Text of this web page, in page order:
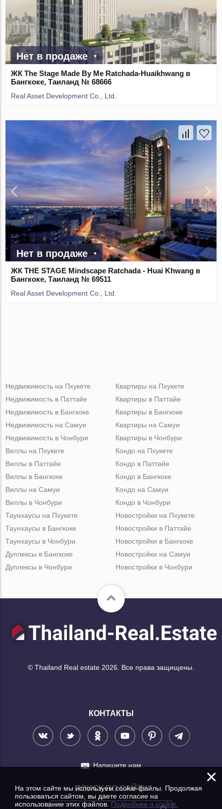
Нет в продаже
ЖК The Stage Made By Me Ratchada-Huaikhwang в
Бангкоке, Таиланд № 68666
Real Asset Development Co., Ltd.
Нет в продаже
ЖК THE STAGE Mindscape Ratchada - Huai Khwang в
Бангкоке, Таиланд № 69511
Real Asset Development Co., Ltd.
Недвижимость на Пхукете
Недвижимость в Паттайе
Недвижимость в Бангкоке
Недвижимость на Самуи
Недвижимость в Чонбури
Квартиры на Пхукете
Квартиры в Паттайе
Квартиры в Бангкоке
Квартиры на Самуи
Квартиры в Чонбури
Виллы на Пхукете
Виллы в Паттайе
Виллы в Бангкоке
Виллы на Самуи
Виллы в Чонбури
Кондо на Пхукете
Кондо в Паттайе
Кондо в Бангкоке
Кондо на Самуи
Кондо в Чонбури
Таунхаусы на Пхукете
Таунхаусы в Бангкоке
Таунхаусы в Чонбури
Дуплексы в Бангкоке
Дуплексы в Чонбури
Новостройки на Пхукете
Новостройки в Паттайе
Новостройки в Бангкоке
Новостройки на Самуи
Новостройки в Чонбури
© Thailand Real estate 2026. Все права защищены.
КОНТАКТЫ
Напишите нам
ПОИСК ПО САЙТУ
×
На этом сайте мы используем cookie-файлы. Продолжая
пользоваться сайтом, вы даете согласие на
использование этих файлов. Подробнее о cookie.